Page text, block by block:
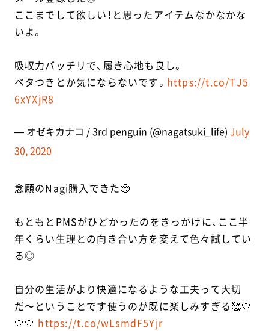
ここまでして欲しい！と思ったアイテムなかなかな
いよ。
吸収力バッチリで、履き心地も良し。
ベタつきとか気にならないです。 https://t.co/TJ5
6xYXjR8
— オゼキカナコ / 3rd penguin (@nagatsuki_life) July
30, 2020
念願のNagi購入できた🥺
もともとPMSがひどかったのをきっかけに、ここ半
年くらい生理との向き合い方を変えて色々試してい
る◎
自分の生活がより快適になるような工夫って大切
だ〜ということです使うのが既に楽しみすぎる🥰🤍
🤍🤍 https://t.co/wLsmdF5Yjr